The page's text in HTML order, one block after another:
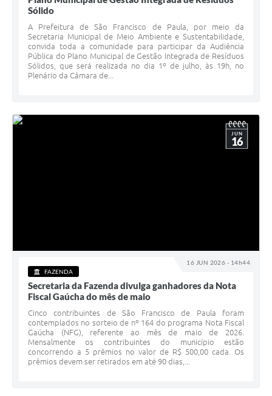
Sólido
A Prefeitura de São Francisco de Paula, por meio da
Secretaria Municipal de Meio Ambiente e Sustentabilidade,
convida toda a comunidade para participar da Audiência
Pública do Plano Municipal de Gestão Integrada de Resíduos
Sólidos, que será realizada no dia 1º de julho, às 19h, no
Plenário da Câmara de...
16 JUN 2026 - 14h44
JUN
16
FAZENDA
Secretaria da Fazenda divulga ganhadores da Nota
Fiscal Gaúcha do mês de maio
Cinco contribuintes de São Francisco de Paula foram
contemplados no sorteio de nº 164 do programa Nota Fiscal
Gaúcha (NFG), referente ao mês de maio de 2026.
Mensalmente os contribuintes do município estão
concorrendo a 5 prêmios no valor de R$ 500,00 cada. Os
prêmios devem ser retirados em até 90 dias,...